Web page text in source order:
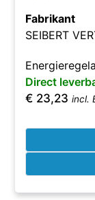
Fabrikant
SEIBERT
Direct
€ 23,23 incl.